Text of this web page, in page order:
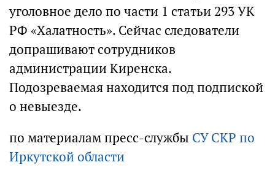
уголовное дело по части 1 статьи 293 УК
РФ «Халатность». Сейчас следователи
допрашивают сотрудников
администрации Киренска.
Подозреваемая находится под подпиской
о невыезде.
по материалам пресс-службы СУ СКР по
Иркутской области